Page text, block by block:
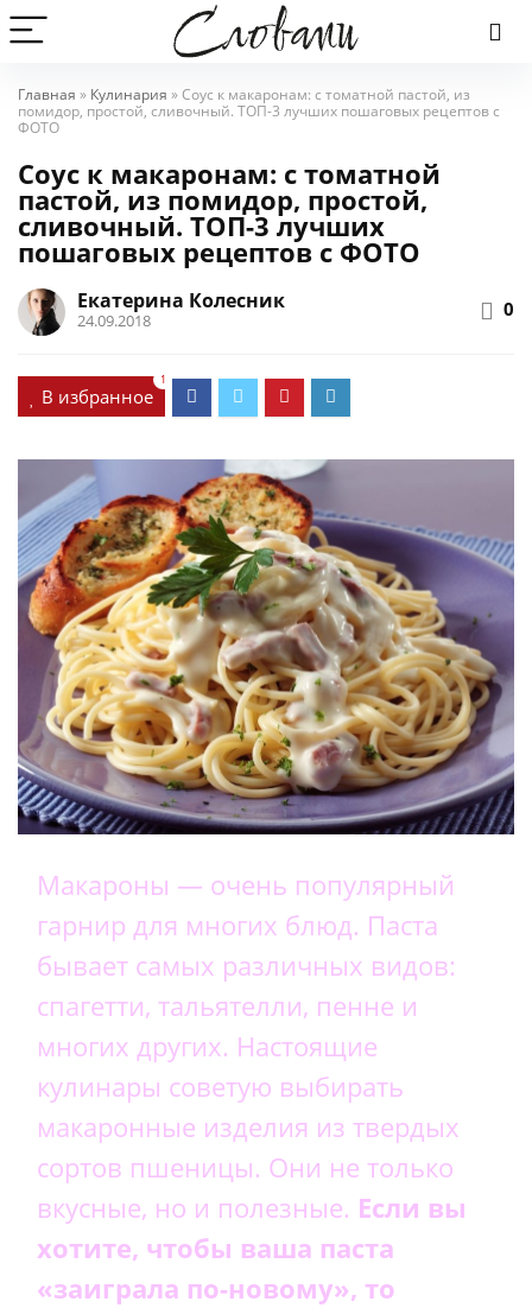
Главная » Кулинария »Соус к макаронам: с томатной пастой, из
помидор, простой, сливочный. ТОП-3 лучших пошаговых рецептов с
ФОТО
Соус к макаронам: с томатной
пастой, из помидор, простой,
сливочный. ТОП-3 лучших
пошаговых рецептов с ФОТО
Екатерина Колесник
24.09.2018 0
В избранное
1
Макароны — очень популярный
гарнир для многих блюд. Паста
бывает самых различных видов:
спагетти, тальятелли, пенне и
многих других. Настоящие
кулинары советую выбирать
макаронные изделия из твердых
сортов пшеницы. Они не только
вкусные, но и полезные. Если вы
хотите, чтобы ваша паста
«заиграла по-новому», то